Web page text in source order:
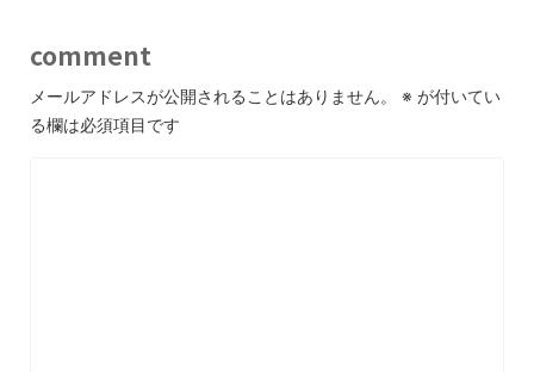
comment
メールアドレスが公開されることはありません。 ※ が付いてい
る欄は必須項目です